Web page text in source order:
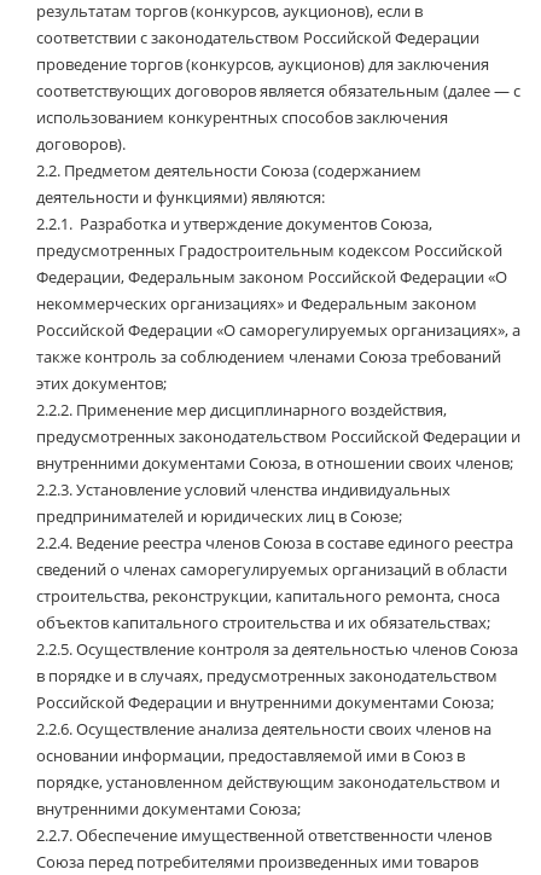
результатам торгов (конкурсов, аукционов), если в
соответствии с законодательством Российской Федерации
проведение торгов (конкурсов, аукционов) для заключения
соответствующих договоров является обязательным (далее — с
использованием конкурентных способов заключения
договоров).
2.2. Предметом деятельности Союза (содержанием
деятельности и функциями) являются:
2.2.1. Разработка и утверждение документов Союза,
предусмотренных Градостроительным кодексом Российской
Федерации, Федеральным законом Российской Федерации «О
некоммерческих организациях» и Федеральным законом
Российской Федерации «О саморегулируемых организациях», а
также контроль за соблюдением членами Союза требований
этих документов;
2.2.2. Применение мер дисциплинарного воздействия,
предусмотренных законодательством Российской Федерации и
внутренними документами Союза, в отношении своих членов;
2.2.3.Установление условий членства индивидуальных
предпринимателей и юридических лиц в Союзе;
2.2.4. Ведение реестра членов Союза в составе единого реестра
сведений о членах саморегулируемых организаций в области
строительства, реконструкции, капитального ремонта, сноса
объектов капитального строительства и их обязательствах;
2.2.5.Осуществление контроля за деятельностью членов Союза
в порядке и в случаях, предусмотренных законодательством
Российской Федерации и внутренними документами Союза;
2.2.6.Осуществление анализа деятельности своих членов на
основании информации, предоставляемой ими в Союз в
порядке, установленном действующим законодательством и
внутренними документами Союза;
2.2.7.Обеспечение имущественной ответственности членов
Союза перед потребителями произведенных ими товаров